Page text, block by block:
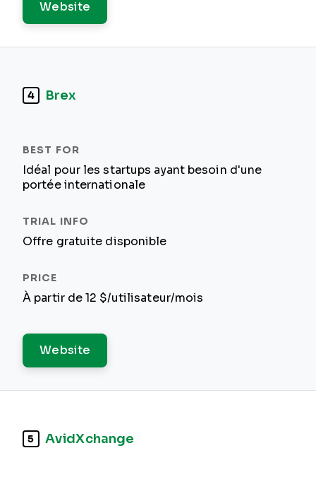
Website
4 Brex
Idéal pour les startups ayant besoin d'une
portée internationale
Offre gratuite disponible
À partir de 12 $/utilisateur/mois
Website
5 AvidXchange